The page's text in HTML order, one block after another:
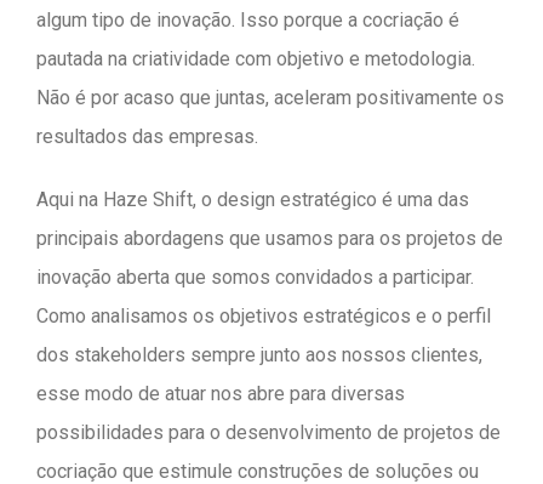
algum tipo de inovação. Isso porque a cocriação é
pautada na criatividade com objetivo e metodologia.
Não é por acaso que juntas, aceleram positivamente os
resultados das empresas.
Aqui na Haze Shift, o design estratégico é uma das
principais abordagens que usamos para os projetos de
inovação aberta que somos convidados a participar.
Como analisamos os objetivos estratégicos e o perfil
dos stakeholders sempre junto aos nossos clientes,
esse modo de atuar nos abre para diversas
possibilidades para o desenvolvimento de projetos de
cocriação que estimule construções de soluções ou